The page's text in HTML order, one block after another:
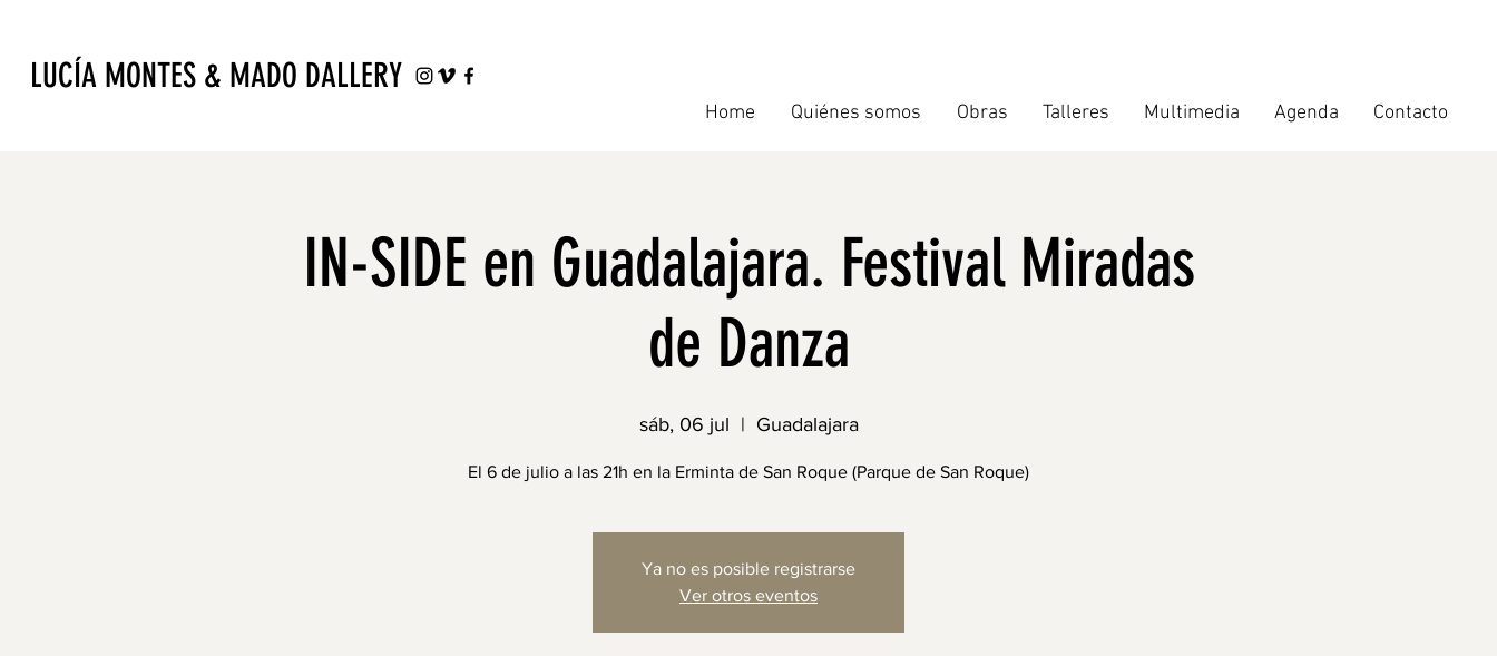
LUCÍA MONTES & MADO DALLERY
Home Quiénes somos Obras Talleres Multimedia Agenda Contacto
IN-SIDE en Guadalajara. Festival Miradas
de Danza
sáb, 06 jul
  |
Guadalajara
El 6 de julio a las 21h en la Erminta de San Roque (Parque de San Roque)
Ya no es posible registrarse
Ver otros eventos